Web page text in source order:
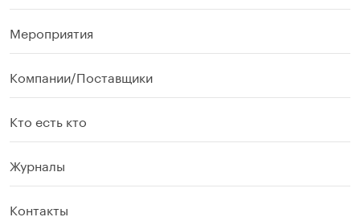
Мероприятия
Компании/Поставщики
Кто есть кто
Журналы
Контакты